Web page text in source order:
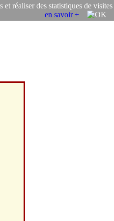
réaliser des statistiques de visites
en savoir +